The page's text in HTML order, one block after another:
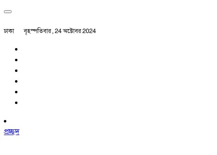
ঢাকা বৃহস্পতিবার , 24 অক্টোবর 2024
প্রচ্ছদ